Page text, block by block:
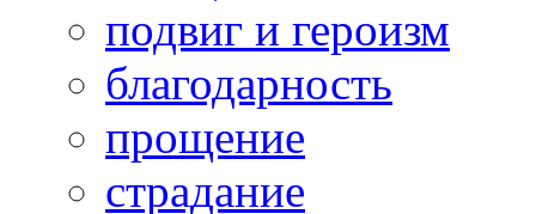
подвиг и героизм
благодарность
прощение
страдание